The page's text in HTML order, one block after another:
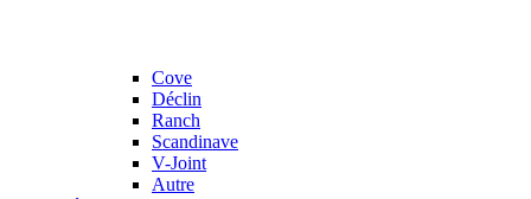
Cove
Déclin
Ranch
Scandinave
V-Joint
Autre